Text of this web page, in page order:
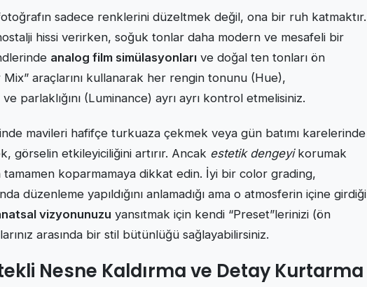
sadece renklerini düzeltmek değil, ona bir ruh katmaktır.
hissi verirken, soğuk tonlar daha modern ve mesafeli bir
analog film simülasyonları ve doğal ten tonları ön
araçlarını kullanarak her rengin tonunu (Hue),
parlaklığını (Luminance) ayrı ayrı kontrol etmelisiniz.
mavileri hafifçe turkuaza çekmek veya gün batımı karelerinde
görselin etkileyiciliğini artırır. Ancak estetik dengeyikorumak
koparmamaya dikkat edin. İyi bir color grading,
düzenleme yapıldığını anlamadığı ama o atmosferin içine girdiği
vizyonunuzu yansıtmak için kendi “Preset”lerinizi (ön
arasında bir stil bütünlüğü sağlayabilirsiniz.
Nesne Kaldırma ve Detay Kurtarma